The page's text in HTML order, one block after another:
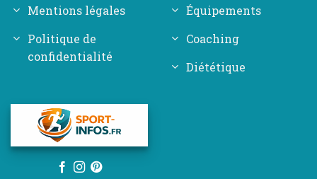
Mentions légales
Politique de
confidentialité
Équipements
Coaching
Diététique